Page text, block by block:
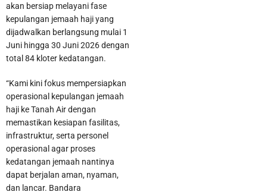
akan bersiap melayani fase
kepulangan jemaah haji yang
dijadwalkan berlangsung mulai 1
Juni hingga 30 Juni 2026 dengan
total 84 kloter kedatangan.
“Kami kini fokus mempersiapkan
operasional kepulangan jemaah
haji ke Tanah Air dengan
memastikan kesiapan fasilitas,
infrastruktur, serta personel
operasional agar proses
kedatangan jemaah nantinya
dapat berjalan aman, nyaman,
dan lancar. Bandara